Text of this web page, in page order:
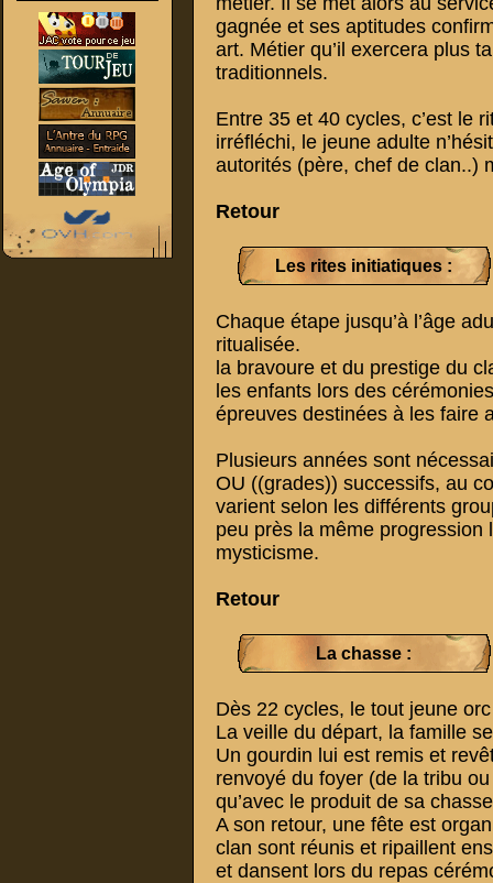
gagnée et ses aptitudes
art. Métier qu’il exercera plus
traditionnels.
Entre 35 et 40 cycles, c’est le
irréfléchi, le jeune adulte
autorités (père, chef de clan..)
Retour
Les rites initiatiques :
Chaque étape jusqu’à l’âge
ritualisée.
la bravoure et du prestige du
les enfants lors des
épreuves destinées à les faire
Plusieurs années sont
OU ((grades)) successifs, au
varient selon les différents
peu près la même
mysticisme.
Retour
La chasse :
Dès 22 cycles, le tout jeune
La veille du départ, la famille
Un gourdin lui est remis et
renvoyé du foyer (de la tribu
qu’avec le produit de sa
A son retour, une fête est
clan sont réunis et ripaillent
et dansent lors du repas